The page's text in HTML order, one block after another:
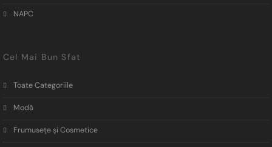
NAPC
Cel Mai Bun Sfat
Toate Categoriile
Modă
Frumusețe și Cosmetice